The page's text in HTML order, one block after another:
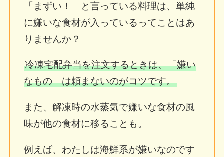
「まずい！」と言っている料理は、単純
に嫌いな食材が入っているってことはあ
りませんか？
冷凍宅配弁当を注文するときは、「嫌い
なもの」は頼まないのがコツです。
また、解凍時の水蒸気で嫌いな食材の風
味が他の食材に移ることも。
例えば、わたしは海鮮系が嫌いなのです